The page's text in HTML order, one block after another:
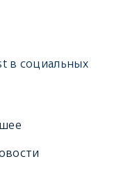
в социальных